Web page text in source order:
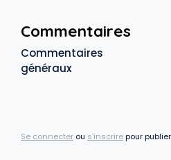
Commentaires
Commentaires
généraux
Se connecter ou s'inscrirepour